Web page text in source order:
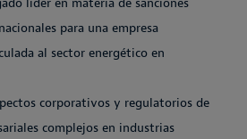
para una empresa
al sector energético en
corporativos y regulatorios de
complejos en industrias